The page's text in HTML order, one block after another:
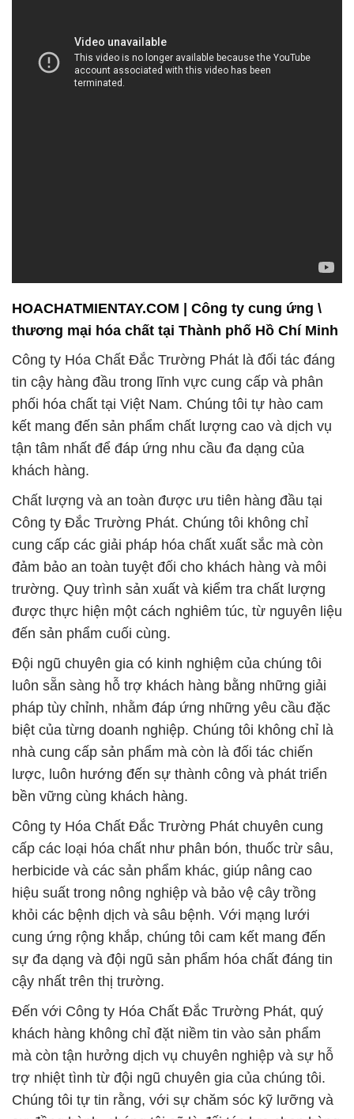
HOACHATMIENTAY.COM | Công ty cung ứng \
thương mại hóa chất tại Thành phố Hồ Chí Minh
Công ty Hóa Chất Đắc Trường Phát là đối tác đáng
tin cậy hàng đầu trong lĩnh vực cung cấp và phân
phối hóa chất tại Việt Nam. Chúng tôi tự hào cam
kết mang đến sản phẩm chất lượng cao và dịch vụ
tận tâm nhất để đáp ứng nhu cầu đa dạng của
khách hàng.
Chất lượng và an toàn được ưu tiên hàng đầu tại
Công ty Đắc Trường Phát. Chúng tôi không chỉ
cung cấp các giải pháp hóa chất xuất sắc mà còn
đảm bảo an toàn tuyệt đối cho khách hàng và môi
trường. Quy trình sản xuất và kiểm tra chất lượng
được thực hiện một cách nghiêm túc, từ nguyên liệu
đến sản phẩm cuối cùng.
Đội ngũ chuyên gia có kinh nghiệm của chúng tôi
luôn sẵn sàng hỗ trợ khách hàng bằng những giải
pháp tùy chỉnh, nhằm đáp ứng những yêu cầu đặc
biệt của từng doanh nghiệp. Chúng tôi không chỉ là
nhà cung cấp sản phẩm mà còn là đối tác chiến
lược, luôn hướng đến sự thành công và phát triển
bền vững cùng khách hàng.
Công ty Hóa Chất Đắc Trường Phát chuyên cung
cấp các loại hóa chất như phân bón, thuốc trừ sâu,
herbicide và các sản phẩm khác, giúp nâng cao
hiệu suất trong nông nghiệp và bảo vệ cây trồng
khỏi các bệnh dịch và sâu bệnh. Với mạng lưới
cung ứng rộng khắp, chúng tôi cam kết mang đến
sự đa dạng và đội ngũ sản phẩm hóa chất đáng tin
cậy nhất trên thị trường.
Đến với Công ty Hóa Chất Đắc Trường Phát, quý
khách hàng không chỉ đặt niềm tin vào sản phẩm
mà còn tận hưởng dịch vụ chuyên nghiệp và sự hỗ
trợ nhiệt tình từ đội ngũ chuyên gia của chúng tôi.
Chúng tôi tự tin rằng, với sự chăm sóc kỹ lưỡng và